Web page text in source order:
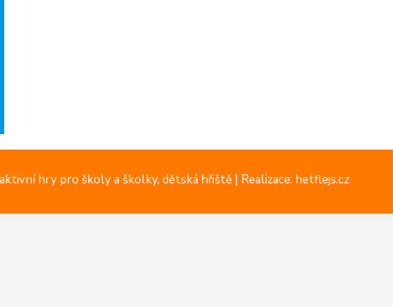
hry pro školy a školky, dětská hřiště | Realizace: hetflejs.cz